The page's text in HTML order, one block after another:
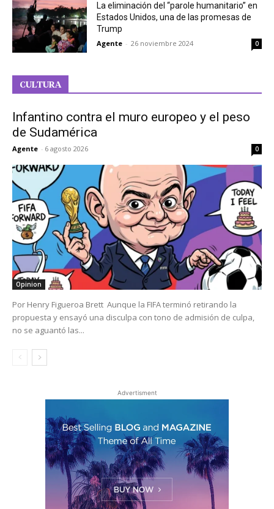
La eliminación del “parole humanitario” en
Estados Unidos, una de las promesas de
Trump
Agente - 26 noviembre 2024 0
CULTURA
Infantino contra el muro europeo y el peso
de Sudamérica
Agente - 6 agosto 2026 0
Opinion
Por Henry Figueroa Brett Aunque la FIFA terminó retirando la
propuesta y ensayó una disculpa con tono de admisión de culpa,
no se aguantó las...
Advertisment